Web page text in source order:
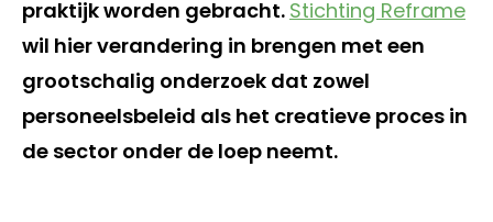
praktijk worden gebracht. Stichting Reframe
wil hier verandering in brengen met een
grootschalig onderzoek dat zowel
personeelsbeleid als het creatieve proces in
de sector onder de loep neemt.